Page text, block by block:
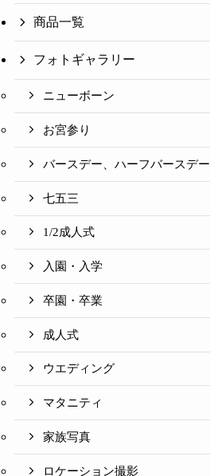
商品一覧
フォトギャラリー
ニューボーン
お宮参り
バースデー、ハーフバースデー
七五三
1/2成人式
入園・入学
卒園・卒業
成人式
ウエディング
マタニティ
家族写真
ロケーション撮影